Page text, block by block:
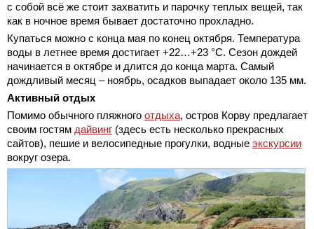
с собой всё же стоит захватить и парочку теплых вещей, так
как в ночное время бывает достаточно прохладно.
Купаться можно с конца мая по конец октября. Температура
воды в летнее время достигает +22…+23 °С. Сезон дождей
начинается в октябре и длится до конца марта. Самый
дождливый месяц – ноябрь, осадков выпадает около 135 мм.
Активный отдых
Помимо обычного пляжного отдыха, остров Корву предлагает
своим гостям дайвинг (здесь есть несколько прекрасных
сайтов), пешие и велосипедные прогулки, водные экскурсии
вокруг озера.